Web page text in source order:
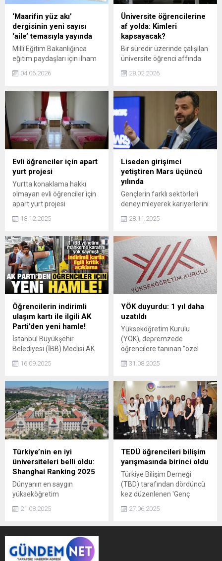
‘Maarifin yüz akı’
dergisinin yeni sayısı
‘aile’ temasıyla yayında
Millî Eğitim Bakanlığınca
eğitim paydaşları için ilham
hazırlanan Maarifin Yüz Akı
Millî Aile Haftası’nda “aile”
temasıyla yayımlandı.
04.06.2026
Üniversite öğrencilerine
af yolda: Kimleri
kapsayacak?
Bir süredir üzerinde çalışılan
üniversite öğrenci affında
Öğrencilere başarısız
sınav hakkı verilmesi
gündemde.
28.02.2026
Evli öğrenciler için apart
yurt projesi
Yurtta konaklama hakkı
olmayan evli öğrenciler için
apart yurt projesi
18.12.2025
Liseden girişimci
yetiştiren Mars üçüncü
yılında
Gençlerin farklı sektörleri
deneyimleyerek kariyerlerini
MARS Projesi üçüncü yılın
öğrencilerinin katıldığı ve
uzay konseptiyle tasarlanan
eğitime 7 ilden toplam 100
öğrenci katılıyor.
28.11.2025
Öğrencilerin indirimli
ulaşım kartı ile ilgili AK
Parti’den yeni hamle!
İstanbul Büyükşehir
Belediyesi (İBB) Meclisi AK
Parti Grup Sözcüsü Murat
Türkyılmaz, kentte 30
öğrencilerin ulaşım
indiriminden faydalanması
için hukuki mücadelelerini
sürdüreceklerini belirtti.
16.09.2025
YÖK duyurdu: 1 yıl daha
uzatıldı
Yükseköğretim Kurulu
(YÖK), depremzede
öğrencilere tanınan "özel
öğrencilik" hakkının bir yıl
daha uzatıldığını açıkladı.
31.08.2025
Türkiye’nin en iyi
üniversiteleri belli oldu:
Shanghai Ranking 2025
Dünyanın en saygın
yükseköğretim
kuruluşlarından biri olan
Universities - ARWU) 2025
sonuçları açıklandı.
21.08.2025
TEDÜ öğrencileri bilişim
yarışmasında birinci oldu
Türkiye Bilişim Derneği
(TBD) tarafından dördüncü
kez düzenlenen 'Genç
Ankara Proje Pazarı ve
27.06.2025